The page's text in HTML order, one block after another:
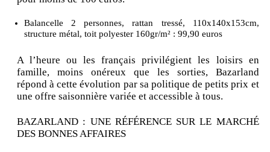
Balancelle 2 personnes, rattan tressé, 110x140x153cm,
structure métal, toit polyester 160gr/m² : 99,90 euros
A l’heure ou les français privilégient les loisirs en
famille, moins onéreux que les sorties, Bazarland
répond à cette évolution par sa politique de petits prix et
une offre saisonnière variée et accessible à tous.
BAZARLAND : UNE RÉFÉRENCE SUR LE MARCHÉ
DES BONNES AFFAIRES